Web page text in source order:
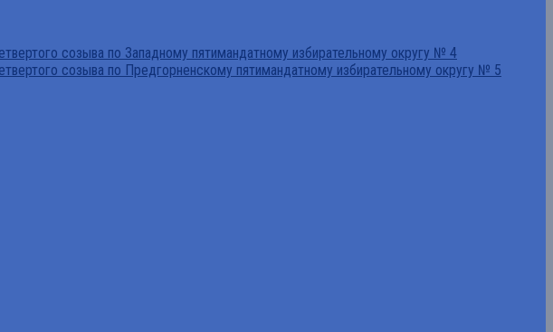
созыва по Западному пятимандатному избирательному округу № 4
созыва по Предгорненскому пятимандатному избирательному округу № 5